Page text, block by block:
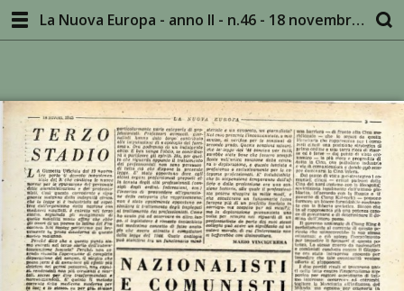
La Nuova Europa - anno II - n.46 - 18 novembre 1945